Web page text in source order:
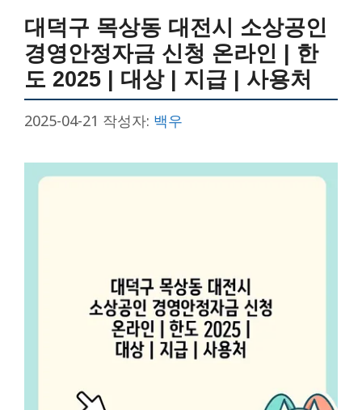
대덕구 목상동 대전시 소상공인
경영안정자금 신청 온라인 | 한
도 2025 | 대상 | 지급 | 사용처
2025-04-21 작성자: 백우